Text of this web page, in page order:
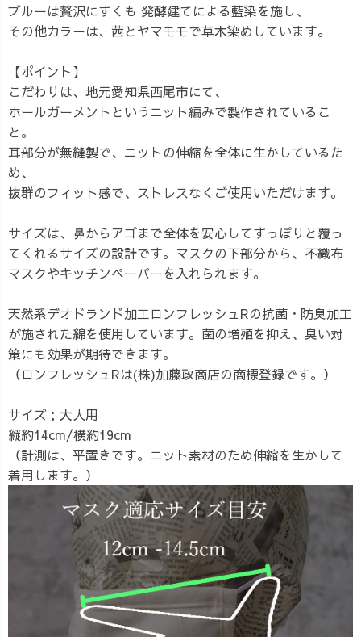
ブルーは贅沢にすくも 発酵建てによる藍染を施し、
その他カラーは、茜とヤマモモで草木染めしています。
【ポイント】
こだわりは、地元愛知県西尾市にて、
ホールガーメントというニット編みで製作されているこ
と。
耳部分が無縫製で、ニットの伸縮を全体に生かしているた
め、
抜群のフィット感で、ストレスなくご使用いただけます。
サイズは、鼻からアゴまで全体を安心してすっぽりと覆っ
てくれるサイズの設計です。マスクの下部分から、不織布
マスクやキッチンペーパーを入れられます。
天然系デオドランド加工ロンフレッシュRの抗菌・防臭加工
が施された綿を使用しています。菌の増殖を抑え、臭い対
策にも効果が期待できます。
（ロンフレッシュRは(株)加藤政商店の商標登録です。）
サイズ：大人用
縦約14cm/横約19cm
（計測は、平置きです。ニット素材のため伸縮を生かして
着用します。）